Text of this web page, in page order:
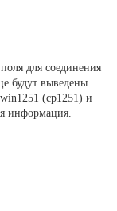
для соединения
будут выведены
win1251 (cp1251) и
информация.